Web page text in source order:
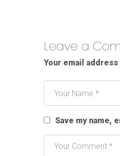
Leave a
Your email
Save my name,